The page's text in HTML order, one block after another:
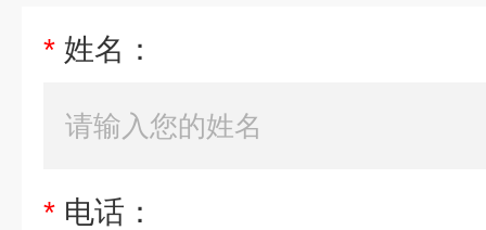
* 姓名：
* 电话：